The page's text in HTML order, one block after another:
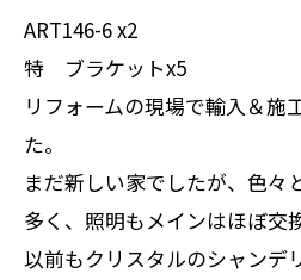
ART146-6 x2
特 ブラケットx5
リフォームの現場で輸入＆施
た。
まだ新しい家でしたが、色々
多く、照明もメインはほぼ交
以前もクリスタルのシャンデ